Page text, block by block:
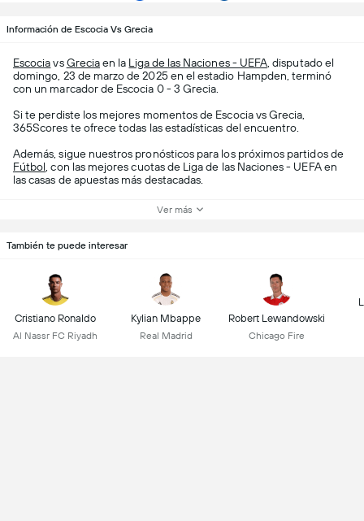
Información de Escocia Vs Grecia
EscociavsGreciaen la Liga de las Naciones - UEFA , disputado el
domingo, 23 de marzo de 2025 en el estadio Hampden, terminó
con un marcador de Escocia 0 - 3 Grecia.
Si te perdiste los mejores momentos de Escocia vs Grecia,
365Scores te ofrece todas las estadísticas del encuentro.
Además, sigue nuestros pronósticos para los próximos partidos de
Fútbol , con las mejores cuotas de Liga de las Naciones - UEFA en
las casas de apuestas más destacadas.
Ver más
También te puede interesar
Cristiano Ronaldo
Al Nassr FC Riyadh
Kylian Mbappe
Real Madrid
Robert Lewandowski
Chicago Fire